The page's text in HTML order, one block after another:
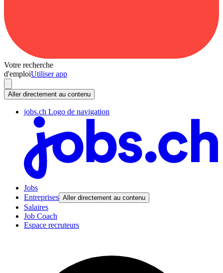
Votre recherche
d'emploiUtiliser app
Aller directement au contenu
jobs.ch Logo de navigation
Jobs
Entreprises Aller directement au contenu
Salaires
Job Coach
Espace recruteurs